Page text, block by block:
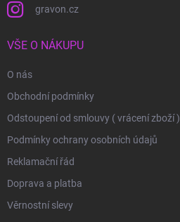
gravon.cz
VŠE O NÁKUPU
O nás
Obchodní podmínky
Odstoupení od smlouvy ( vrácení zboží )
Podmínky ochrany osobních údajů
Reklamační řád
Doprava a platba
Věrnostní slevy